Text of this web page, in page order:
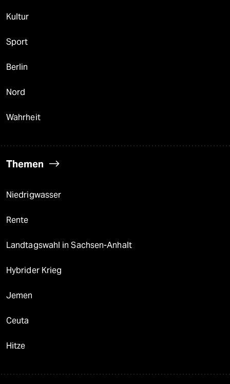
Kultur
Sport
Berlin
Nord
Wahrheit
Themen
Niedrigwasser
Rente
Landtagswahl in Sachsen-Anhalt
Hybrider Krieg
Jemen
Ceuta
Hitze